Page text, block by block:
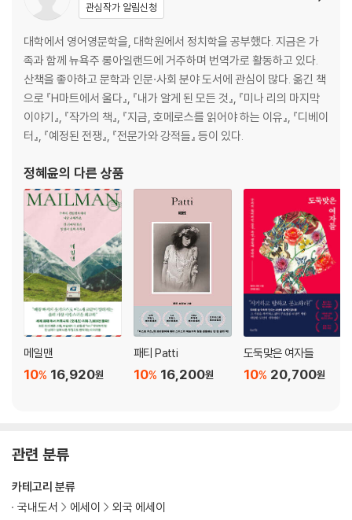
관심작가 알림신청
대학에서 영어영문학을, 대학원에서 정치학을 공부했다. 지금은 가
족과 함께 뉴욕주 롱아일랜드에 거주하며 번역가로 활동하고 있다.
산책을 좋아하고 문학과 인문·사회 분야 도서에 관심이 많다. 옮긴 책
으로 『H마트에서 울다』, 『내가 알게 된 모든 것』, 『미나 리의 마지막
이야기』, 『작가의 책』, 『지금, 호메로스를 읽어야 하는 이유』, 『디베이
터』, 『예정된 전쟁』, 『전문가와 강적들』 등이 있다.
정혜윤의 다른 상품
메일맨
16,920원
10%
패티 Patti
16,200원
10%
도둑맞은 여자들
20,700원
10%
관련 분류
카테고리 분류
국내도서
에세이 외국 에세이